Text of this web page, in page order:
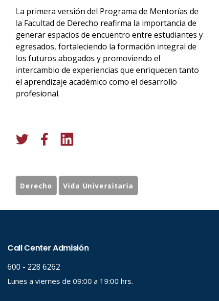
La primera versión del Programa de Mentorías de
la Facultad de Derecho reafirma la importancia de
generar espacios de encuentro entre estudiantes y
egresados, fortaleciendo la formación integral de
los futuros abogados y promoviendo el
intercambio de experiencias que enriquecen tanto
el aprendizaje académico como el desarrollo
profesional.
Derecho Vida Universitaria